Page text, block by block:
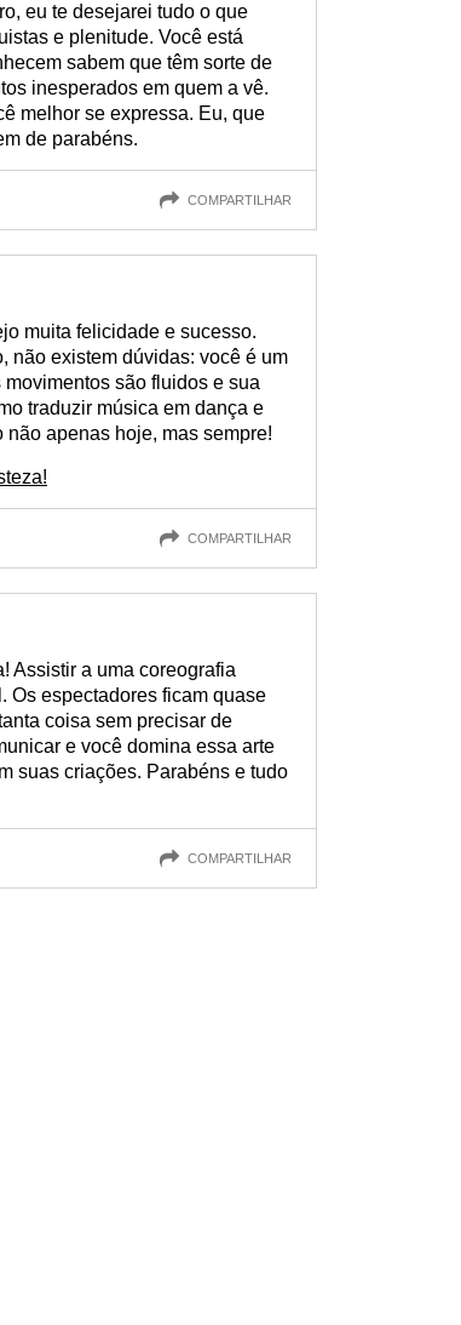
eu te desejarei tudo o que
e plenitude. Você está
sabem que têm sorte de
inesperados em quem a vê.
melhor se expressa. Eu, que
de parabéns.
COMPARTILHAR
muita felicidade e sucesso.
não existem dúvidas: você é um
são fluidos e sua
traduzir música em dança e
apenas hoje, mas sempre!
COMPARTILHAR
Assistir a uma coreografia
Os espectadores ficam quase
coisa sem precisar de
e você domina essa arte
suas criações. Parabéns e tudo
COMPARTILHAR